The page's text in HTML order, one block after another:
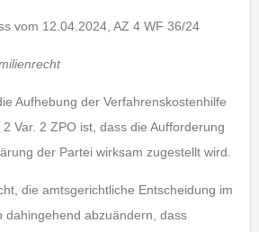
vom 12.04.2024, AZ 4 WF 36/24
Aufhebung der Verfahrenskostenhilfe
Var. 2 ZPO ist, dass die Aufforderung
der Partei wirksam zugestellt wird.
die amtsgerichtliche Entscheidung im
dahingehend abzuändern, dass